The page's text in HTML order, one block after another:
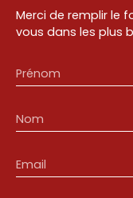
Merci de remplir le
vous dans les plus
Prénom
Nom
Email